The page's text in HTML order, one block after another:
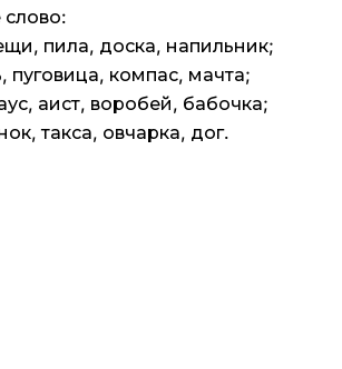
пила, доска, напильник;
пуговица, компас, мачта;
аист, воробей, бабочка;
такса, овчарка, дог.